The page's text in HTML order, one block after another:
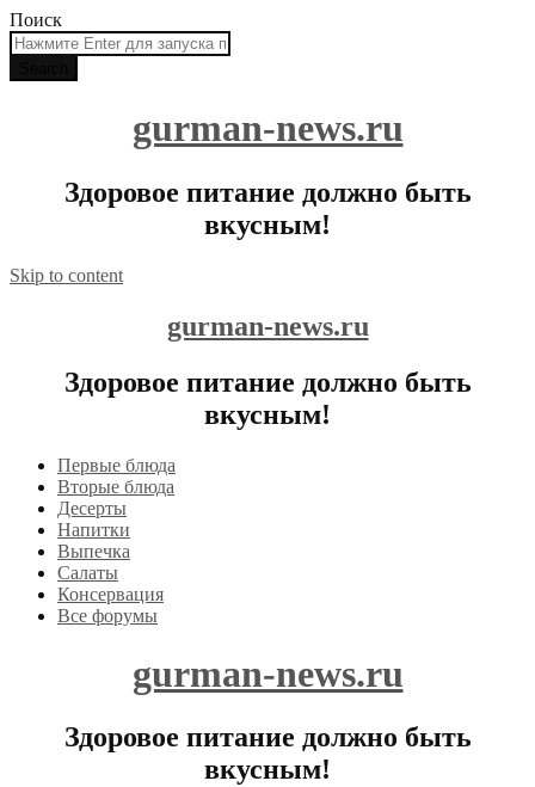
Поиск
gurman-news.ru
Здоровое питание должно быть
вкусным!
Skip to content
gurman-news.ru
Здоровое питание должно быть
вкусным!
Первые блюда
Вторые блюда
Десерты
Напитки
Выпечка
Салаты
Консервация
Все форумы
gurman-news.ru
Здоровое питание должно быть
вкусным!